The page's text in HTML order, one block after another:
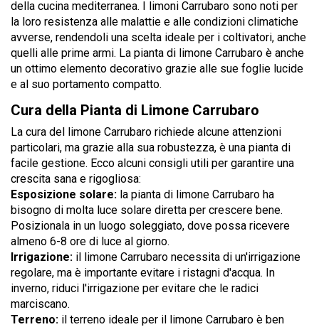
della cucina mediterranea. I limoni Carrubaro sono noti per
la loro resistenza alle malattie e alle condizioni climatiche
avverse, rendendoli una scelta ideale per i coltivatori, anche
quelli alle prime armi. La pianta di limone Carrubaro è anche
un ottimo elemento decorativo grazie alle sue foglie lucide
e al suo portamento compatto.
Cura della Pianta di Limone Carrubaro
La cura del limone Carrubaro richiede alcune attenzioni
particolari, ma grazie alla sua robustezza, è una pianta di
facile gestione. Ecco alcuni consigli utili per garantire una
crescita sana e rigogliosa:
Esposizione solare: la pianta di limone Carrubaro ha
bisogno di molta luce solare diretta per crescere bene.
Posizionala in un luogo soleggiato, dove possa ricevere
almeno 6-8 ore di luce al giorno.
Irrigazione: il limone Carrubaro necessita di un'irrigazione
regolare, ma è importante evitare i ristagni d'acqua. In
inverno, riduci l'irrigazione per evitare che le radici
marciscano.
Terreno: il terreno ideale per il limone Carrubaro è ben